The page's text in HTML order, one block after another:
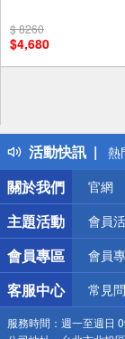
$ 8260
$4,680
活動快訊
得
熱
銀
偏
詐
關於我們
官網
主題活動 會員
會員專區 會員
客服中心 常見
服務時間： 週一至週日